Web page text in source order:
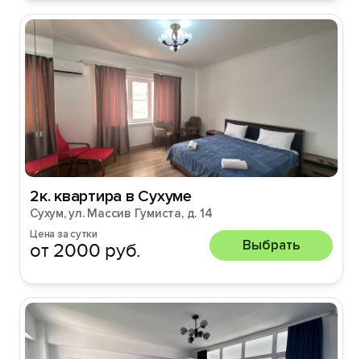
2к. квартира в Сухуме
Сухум, ул. Массив Гумиста, д. 14
Цена за сутки
от 2000 руб. Выбрать